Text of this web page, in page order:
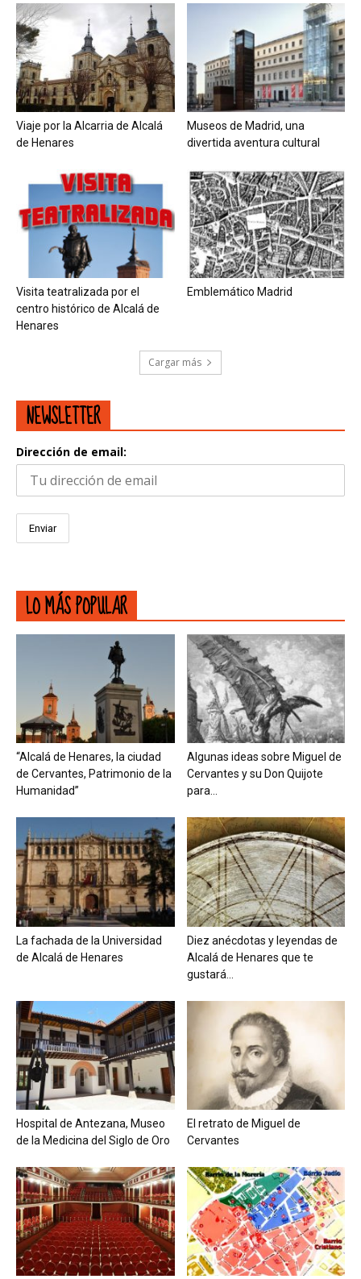
Viaje por la Alcarria de Alcalá
de Henares
Museos de Madrid, una
divertida aventura cultural
Visita teatralizada por el
centro histórico de Alcalá de
Henares
Emblemático Madrid
Cargar más
NEWSLETTER
Dirección de email:
LO MÁS POPULAR
“Alcalá de Henares, la ciudad
de Cervantes, Patrimonio de la
Humanidad”
Algunas ideas sobre Miguel de
Cervantes y su Don Quijote
para...
La fachada de la Universidad
de Alcalá de Henares
Diez anécdotas y leyendas de
Alcalá de Henares que te
gustará...
Hospital de Antezana, Museo
de la Medicina del Siglo de Oro
El retrato de Miguel de
Cervantes